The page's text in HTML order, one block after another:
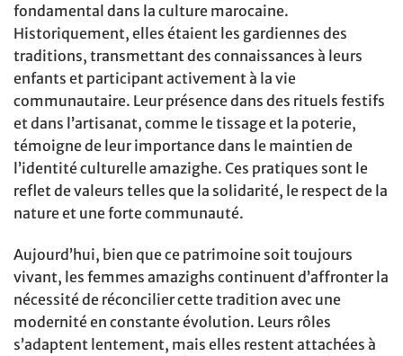
fondamental dans la culture marocaine.
Historiquement, elles étaient les gardiennes des
traditions, transmettant des connaissances à leurs
enfants et participant activement à la vie
communautaire. Leur présence dans des rituels festifs
et dans l’artisanat, comme le tissage et la poterie,
témoigne de leur importance dans le maintien de
l’identité culturelle amazighe. Ces pratiques sont le
reflet de valeurs telles que la solidarité, le respect de la
nature et une forte communauté.
Aujourd’hui, bien que ce patrimoine soit toujours
vivant, les femmes amazighs continuent d’affronter la
nécessité de réconcilier cette tradition avec une
modernité en constante évolution. Leurs rôles
s’adaptent lentement, mais elles restent attachées à